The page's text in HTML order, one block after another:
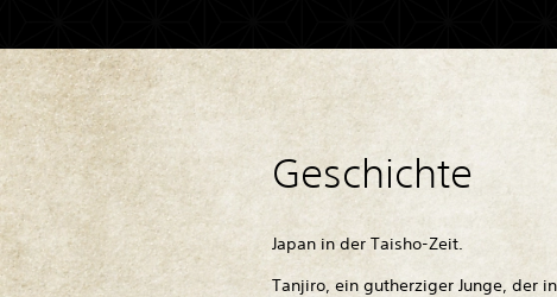
Geschichte
Japan in der Taisho-Zeit.
Tanjiro, ein gutherziger Junge, der